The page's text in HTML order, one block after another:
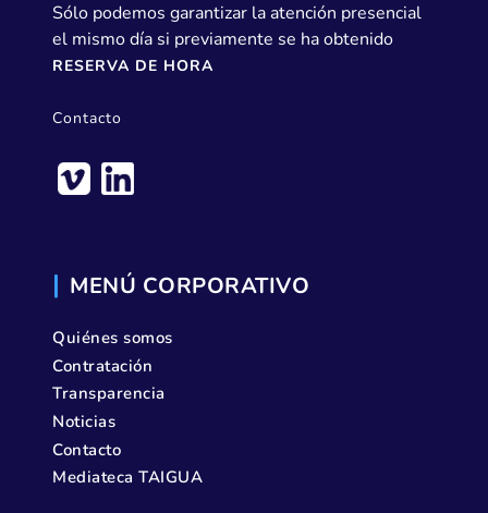
Sólo podemos garantizar la atención presencial
el mismo día si previamente se ha obtenido
RESERVA DE HORA
Contacto
MENÚ CORPORATIVO
Quiénes somos
Contratación
Transparencia
Noticias
Contacto
Mediateca TAIGUA